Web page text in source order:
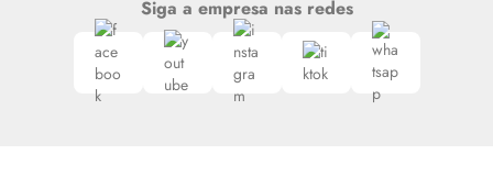
Siga a empresa nas redes